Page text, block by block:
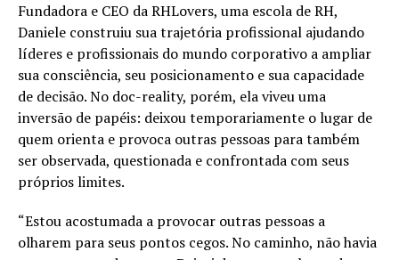
Fundadora e CEO da RHLovers, uma escola de RH,
Daniele construiu sua trajetória profissional ajudando
líderes e profissionais do mundo corporativo a ampliar
sua consciência, seu posicionamento e sua capacidade
de decisão. No doc-reality, porém, ela viveu uma
inversão de papéis: deixou temporariamente o lugar de
quem orienta e provoca outras pessoas para também
ser observada, questionada e confrontada com seus
próprios limites.
“Estou acostumada a provocar outras pessoas a
olharem para seus pontos cegos. No caminho, não havia